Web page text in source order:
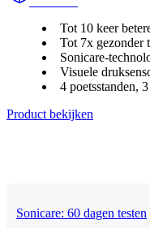
Tot 10 keer
Tot 7x gezonder
Sonicare-
Visuele
4 poetsstanden,
Product bekijken
Sonicare: 60 dagen testen